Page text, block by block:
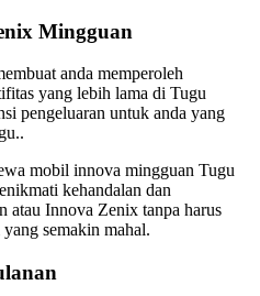
Mingguan
anda memperoleh
yang lebih lama di Tugu
pengeluaran untuk anda yang
mobil innova mingguan Tugu
kehandalan dan
atau Innova Zenix tanpa harus
semakin mahal.